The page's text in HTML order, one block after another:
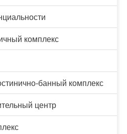
комплекс
банный комплекс
центр